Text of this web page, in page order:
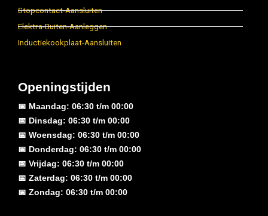
Stopcontact-Aansluiten
Elektra-Buiten-Aanleggen
Inductiekookplaat-Aansluiten
Openingstijden
📅 Maandag: 06:30 t/m 00:00
📅 Dinsdag: 06:30 t/m 00:00
📅 Woensdag: 06:30 t/m 00:00
📅 Donderdag: 06:30 t/m 00:00
📅 Vrijdag: 06:30 t/m 00:00
📅 Zaterdag: 06:30 t/m 00:00
📅 Zondag: 06:30 t/m 00:00